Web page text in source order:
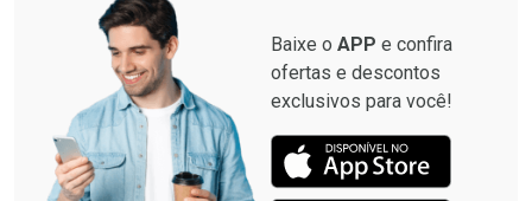
Baixe o APP e confira
ofertas e descontos
exclusivos para você!